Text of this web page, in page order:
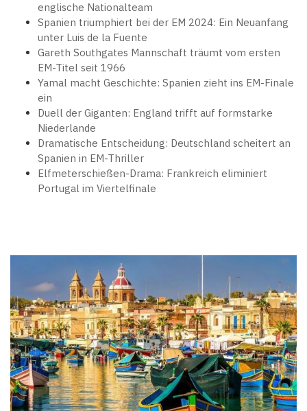
englische Nationalteam
Spanien triumphiert bei der EM 2024: Ein Neuanfang
unter Luis de la Fuente
Gareth Southgates Mannschaft träumt vom ersten
EM-Titel seit 1966
Yamal macht Geschichte: Spanien zieht ins EM-Finale
ein
Duell der Giganten: England trifft auf formstarke
Niederlande
Dramatische Entscheidung: Deutschland scheitert an
Spanien in EM-Thriller
Elfmeterschießen-Drama: Frankreich eliminiert
Portugal im Viertelfinale